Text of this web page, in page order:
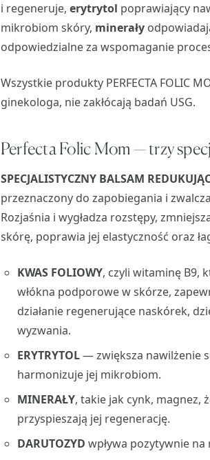
i regeneruje, erytrytol poprawiający
mikrobiom skóry, minerały
odpowiedzialne za wspomaganie
Wszystkie produkty PERFECTA FOLIC
ginekologa, nie zakłócają badań USG.
Perfecta Folic Mom — trzy
SPECJALISTYCZNY BALSAM
przeznaczony do zapobiegania i
Rozjaśnia i wygładza rozstępy,
skórę, poprawia jej elastyczność oraz
KWAS FOLIOWY, czyli witaminę B9,
włókna podporowe w skórze,
działanie regenerujące naskórek,
wyzwania.
ERYTRYTOL— zwiększa nawilżenie
harmonizuje jej mikrobiom.
MINERAŁY, takie jak cynk, magnez,
przyspieszają jej regenerację.
DARUTOZYD wpływa pozytywnie